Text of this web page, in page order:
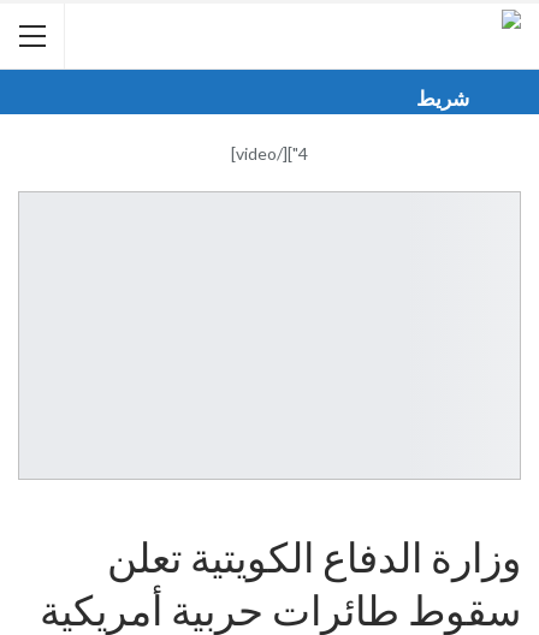
شريط
4"][/video]
وزارة الدفاع الكويتية تعلن
سقوط طائرات حربية أمريكية